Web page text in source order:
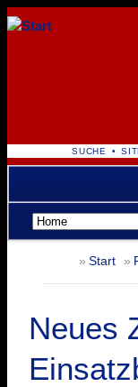
NAVIGATION
SUCHE
Navigation
überspringen
Start
Neues